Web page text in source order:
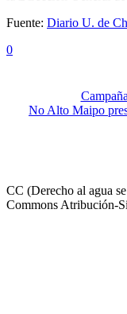
Fuente: Diario U. de
0
No Alto Maipo
CC (Derecho al agua
Commons Atribución-